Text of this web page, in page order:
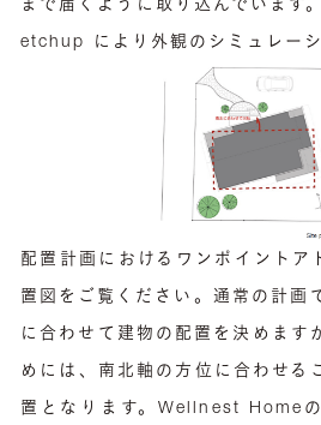
まで届くように取り込んでいます
etchup により外観のシミュレーシ
配置計画におけるワンポイントア
置図をご覧ください。通常の計画
に合わせて建物の配置を決めます
めには、南北軸の方位に合わせる
置となります。Wellnest Home